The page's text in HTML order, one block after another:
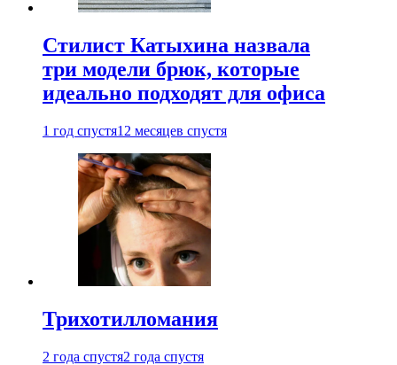
Стилист Катыхина назвала
три модели брюк, которые
идеально подходят для офиса
1 год спустя12 месяцев спустя
Трихотилломания
2 года спустя2 года спустя